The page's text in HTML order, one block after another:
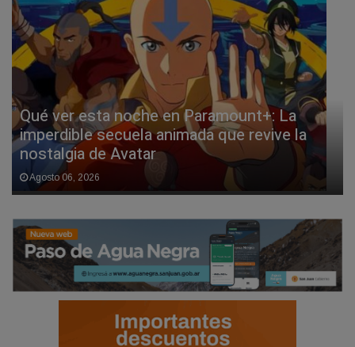
Qué ver esta noche en Paramount+: La
imperdible secuela animada que revive la
nostalgia de Avatar
Agosto 06, 2026